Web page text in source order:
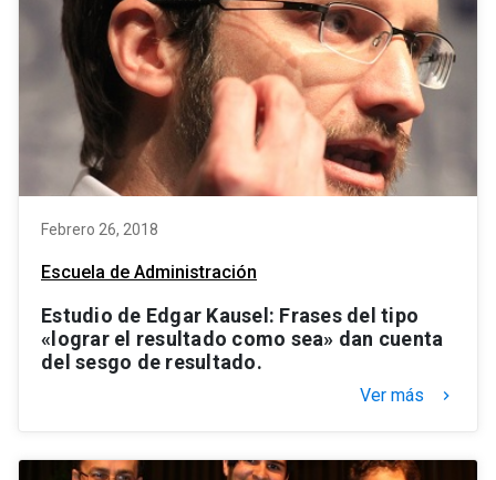
Febrero 26, 2018
Escuela de Administración
Estudio de Edgar Kausel: Frases del tipo
«lograr el resultado como sea» dan cuenta
del sesgo de resultado.
Ver más keyboard_arrow_right